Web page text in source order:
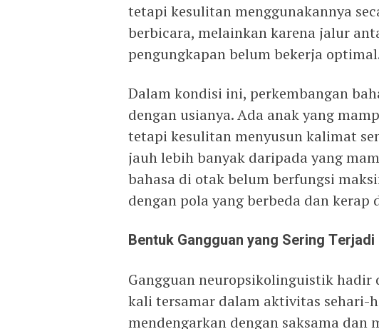
tetapi kesulitan menggunakannya
berbicara, melainkan karena jalur
pengungkapan belum bekerja
Dalam kondisi ini, perkembangan
dengan usianya. Ada anak yang
tetapi kesulitan menyusun kalimat
jauh lebih banyak daripada yang
bahasa di otak belum berfungsi
dengan pola yang berbeda dan
Bentuk Gangguan yang Sering Terjadi
Gangguan neuropsikolinguistik hadir
kali tersamar dalam aktivitas sehari-
mendengarkan dengan saksama dan